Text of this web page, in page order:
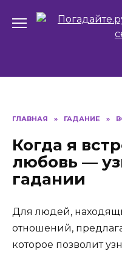
ГЛАВНАЯ » ГАДАНИЕ »
Когда я
любовь —
гадании
Для людей,
отношений,
которое позволит